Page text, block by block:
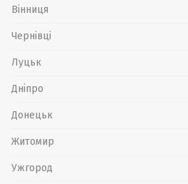
Вінниця
Чернівці
Луцьк
Дніпро
Донецьк
Житомир
Ужгород